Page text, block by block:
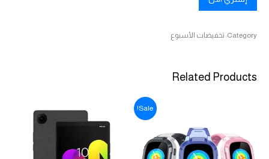
Category: تخفيضات الأسبوع
Related Products
Sale!